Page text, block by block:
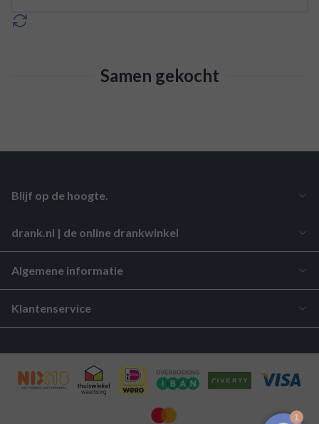
Samen gekocht
drank.nl | de online drankwinkel
Algemene informatie
Klantenservice
Blijf op de hoogte.